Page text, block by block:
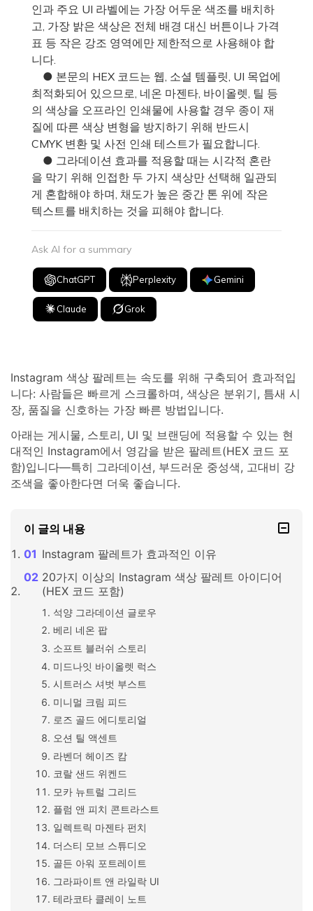
인과 주요 UI 라벨에는 가장 어두운 색조를 배치하
고, 가장 밝은 색상은 전체 배경 대신 버튼이나 가격
표 등 작은 강조 영역에만 제한적으로 사용해야 합
니다.
● 본문의 HEX 코드는 웹, 소셜 템플릿, UI 목업에
최적화되어 있으므로, 네온 마젠타, 바이올렛, 틸 등
의 색상을 오프라인 인쇄물에 사용할 경우 종이 재
질에 따른 색상 변형을 방지하기 위해 반드시
CMYK 변환 및 사전 인쇄 테스트가 필요합니다.
● 그라데이션 효과를 적용할 때는 시각적 혼란
을 막기 위해 인접한 두 가지 색상만 선택해 일관되
게 혼합해야 하며, 채도가 높은 중간 톤 위에 작은
텍스트를 배치하는 것을 피해야 합니다.
Ask AI for a summary
ChatGPT Perplexity Gemini
Claude Grok
Instagram 색상 팔레트는 속도를 위해 구축되어 효과적입
니다: 사람들은 빠르게 스크롤하며, 색상은 분위기, 틈새 시
장, 품질을 신호하는 가장 빠른 방법입니다.
아래는 게시물, 스토리, UI 및 브랜딩에 적용할 수 있는 현
대적인 Instagram에서 영감을 받은 팔레트(HEX 코드 포
함)입니다—특히 그라데이션, 부드러운 중성색, 고대비 강
조색을 좋아한다면 더욱 좋습니다.
이 글의 내용
Instagram 팔레트가 효과적인 이유
20가지 이상의 Instagram 색상 팔레트 아이디어
(HEX 코드 포함)
석양 그라데이션 글로우
베리 네온 팝
소프트 블러쉬 스토리
미드나잇 바이올렛 럭스
시트러스 셔벗 부스트
미니멀 크림 피드
로즈 골드 에디토리얼
오션 틸 액센트
라벤더 헤이즈 캄
코랄 샌드 위켄드
모카 뉴트럴 그리드
플럼 앤 피치 콘트라스트
일렉트릭 마젠타 펀치
더스티 모브 스튜디오
골든 아워 포트레이트
그라파이트 앤 라일락 UI
테라코타 클레이 노트